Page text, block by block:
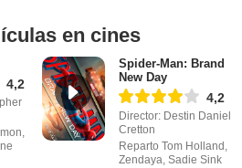
en cines
4,2
Spider-Man: Brand
New Day
4,2
Director: Destin Daniel
Cretton
Reparto Tom Holland,
Zendaya, Sadie Sink